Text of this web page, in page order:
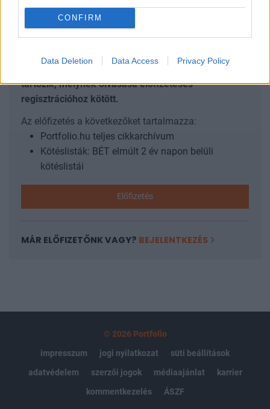
CONFIRM
Data Deletion Data Access Privacy Policy
Intézet és a NATO BESTalks konferenciáján...
A keresett cikk a portfolio.hu hírarchívumához
tartozik, melynek olvasása előfizetéses
regisztrációhoz kötött.
Az előfizetés a következőket tartalmazza:
Portfolio.hu teljes cikkarchívum
Kötéslisták: BÉT elmúlt 2 év napon belüli
kötéslistái
Előfizetés
MÁR ELŐFIZETŐNK VAGY? BEJELENTKEZÉS
© 2026 Portfolio
impresszum
jogi nyilatkozat
süti beállítások
adatvédelem
szerzői jogok médiaajánlat
karrier
kommentkezelés
ÁSZF